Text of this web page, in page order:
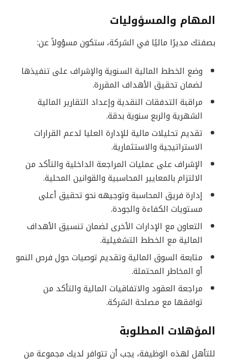
المهام والمسؤوليات
بصفتك مديرًا ماليًا في الشركة، ستكون مسؤولاً عن:
وضع الخطط المالية السنوية والإشراف على تنفيذها
لضمان تحقيق الأهداف المقررة.
مراقبة التدفقات النقدية وإعداد التقارير المالية
الشهرية والربع سنوية بدقة.
تقديم تحليلات مالية للإدارة العليا لدعم القرارات
الاستراتيجية والاستثمارية.
الإشراف على عمليات المراجعة الداخلية والتأكد من
الالتزام بالمعايير المحاسبية والقوانين المحلية.
إدارة فريق المحاسبة وتوجيهه نحو تحقيق أعلى
مستويات الكفاءة والجودة.
التعاون مع الإدارات الأخرى لضمان تنسيق الأهداف
المالية مع الخطط التشغيلية.
متابعة السوق المالية وتقديم توصيات حول فرص النمو
أو المخاطر المحتملة.
مراجعة العقود والاتفاقيات المالية والتأكد من
توافقها مع مصلحة الشركة.
المؤهلات المطلوبة
للتأهل لهذه الوظيفة، يجب أن تتوافر لديك مجموعة من